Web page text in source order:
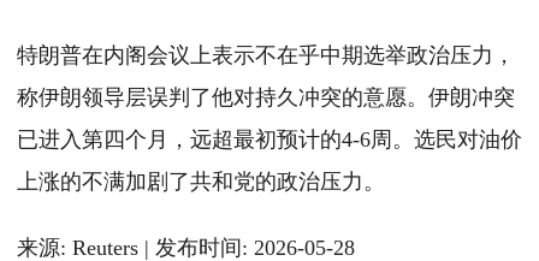
特朗普在内阁会议上表示不在乎中期选举政治压力，
称伊朗领导层误判了他对持久冲突的意愿。伊朗冲突
已进入第四个月，远超最初预计的4-6周。选民对油价
上涨的不满加剧了共和党的政治压力。
来源: Reuters | 发布时间: 2026-05-28